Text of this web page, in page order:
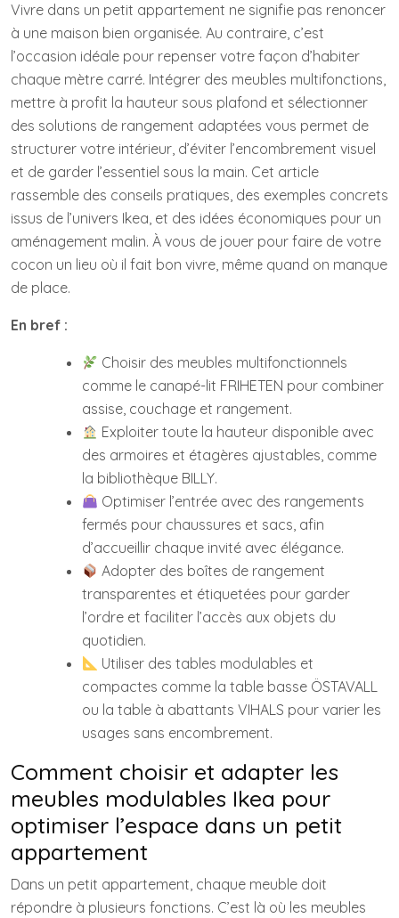
Vivre dans un petit appartement ne signifie pas renoncer
à une maison bien organisée. Au contraire, c’est
l’occasion idéale pour repenser votre façon d’habiter
chaque mètre carré. Intégrer des meubles multifonctions,
mettre à profit la hauteur sous plafond et sélectionner
des solutions de rangement adaptées vous permet de
structurer votre intérieur, d’éviter l’encombrement visuel
et de garder l’essentiel sous la main. Cet article
rassemble des conseils pratiques, des exemples concrets
issus de l’univers Ikea, et des idées économiques pour un
aménagement malin. À vous de jouer pour faire de votre
cocon un lieu où il fait bon vivre, même quand on manque
de place.
En bref :
Choisir des meubles multifonctionnels
comme le canapé-lit FRIHETEN pour combiner
assise, couchage et rangement.
Exploiter toute la hauteur disponible avec
des armoires et étagères ajustables, comme
la bibliothèque BILLY.
Optimiser l’entrée avec des rangements
fermés pour chaussures et sacs, afin
d’accueillir chaque invité avec élégance.
Adopter des boîtes de rangement
transparentes et étiquetées pour garder
l’ordre et faciliter l’accès aux objets du
quotidien.
Utiliser des tables modulables et
compactes comme la table basse ÖSTAVALL
ou la table à abattants VIHALS pour varier les
usages sans encombrement.
Comment choisir et adapter les
meubles modulables Ikea pour
optimiser l’espace dans un petit
appartement
Dans un petit appartement, chaque meuble doit
répondre à plusieurs fonctions. C’est là où les meubles